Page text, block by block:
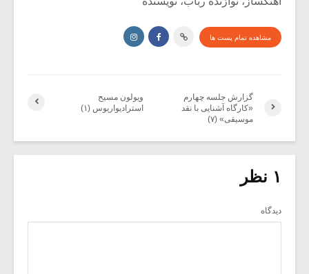
مشاهده تمام پست ها
ویولون مسیح
استرادیواریوس (۱)
گزارش جلسه چهارم
«کارگاه آشنایی با نقد
موسیقی» (۷)
۱ نظر
دیدگاه